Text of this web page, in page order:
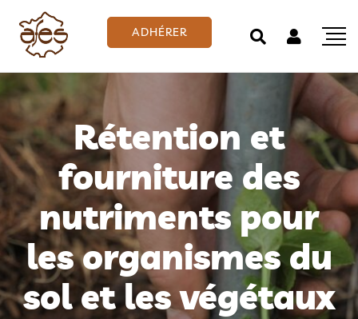
ADHÉRER
Rétention et
fourniture des
nutriments pour
les organismes du
sol et les végétaux